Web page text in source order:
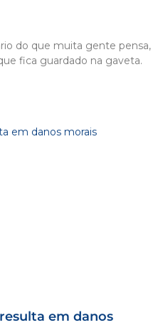
do que muita gente pensa,
fica guardado na gaveta.
em danos